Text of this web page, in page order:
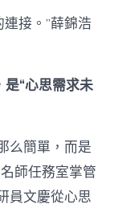
連接。”薛錦浩
“心思需求未
么簡單，而是
師任務室掌管
員文慶從心思